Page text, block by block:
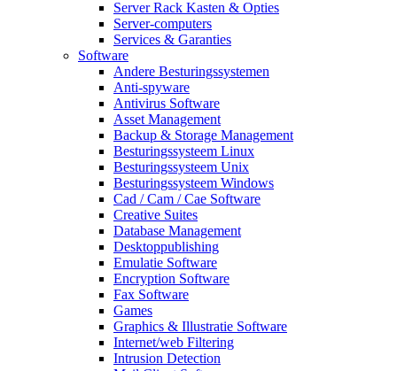
Server Rack Kasten & Opties
Server-computers
Services & Garanties
Software
Andere Besturingssystemen
Anti-spyware
Antivirus Software
Asset Management
Backup & Storage Management
Besturingssysteem Linux
Besturingssysteem Unix
Besturingssysteem Windows
Cad / Cam / Cae Software
Creative Suites
Database Management
Desktoppublishing
Emulatie Software
Encryption Software
Fax Software
Games
Graphics & Illustratie Software
Internet/web Filtering
Intrusion Detection